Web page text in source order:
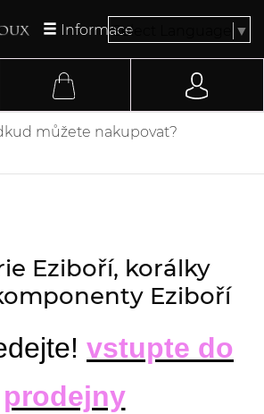
InformaceSelect Language ▼
můžete nakupovat?
Eziboří, korálky
Eziboří
vstupte do
prodejny